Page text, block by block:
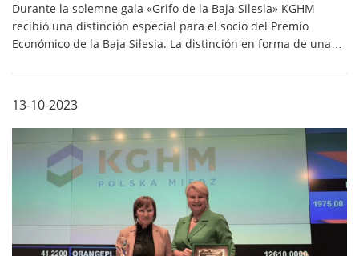
Durante la solemne gala «Grifo de la Baja Silesia» KGHM
recibió una distinción especial para el socio del Premio
Económico de la Baja Silesia. La distinción en forma de una
Fundación Prokura, fue recogida por Mirosław Kidoń,
vicepresidente de KGHM para activos internacionales y
vicepresidente interino de desarrollo. ...
13-10-2023